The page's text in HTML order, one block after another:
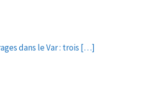
dans le Var : trois […]